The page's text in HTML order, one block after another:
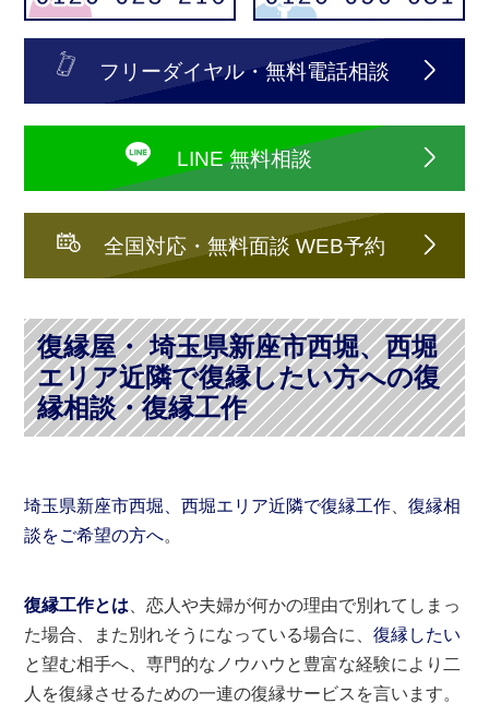
フリーダイヤル・無料電話相談
LINE 無料相談
全国対応・無料面談 WEB予約
復縁屋・ 埼玉県新座市西堀、西堀
エリア近隣で復縁したい方への復
縁相談・復縁工作
埼玉県新座市西堀、西堀エリア近隣で復縁工作 、復縁相
談をご希望の方へ。
復縁工作とは 、恋人や夫婦が何かの理由で別れてしまっ
た場合、また別れそうになっている場合に、復縁したい
と望む相手へ、専門的なノウハウと豊富な経験により二
人を復縁させるための一連の復縁サービスを言います。